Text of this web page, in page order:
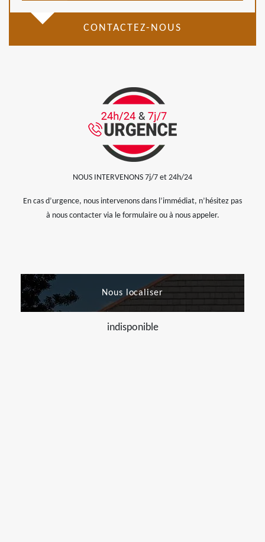
CONTACTEZ-NOUS
NOUS INTERVENONS 7j/7 et 24h/24
En cas d’urgence, nous intervenons dans l’immédiat, n’hésitez pas
à nous contacter via le formulaire ou à nous appeler.
Nous localiser
indisponible